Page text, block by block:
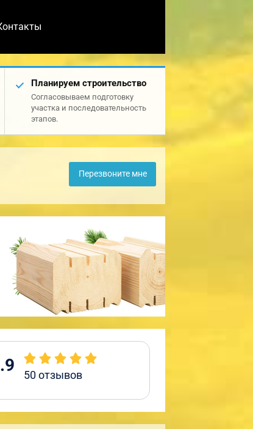
Планируем строительство
Согласовываем подготовку
участка и последовательность
этапов.
Перезвоните мне
50отзывов